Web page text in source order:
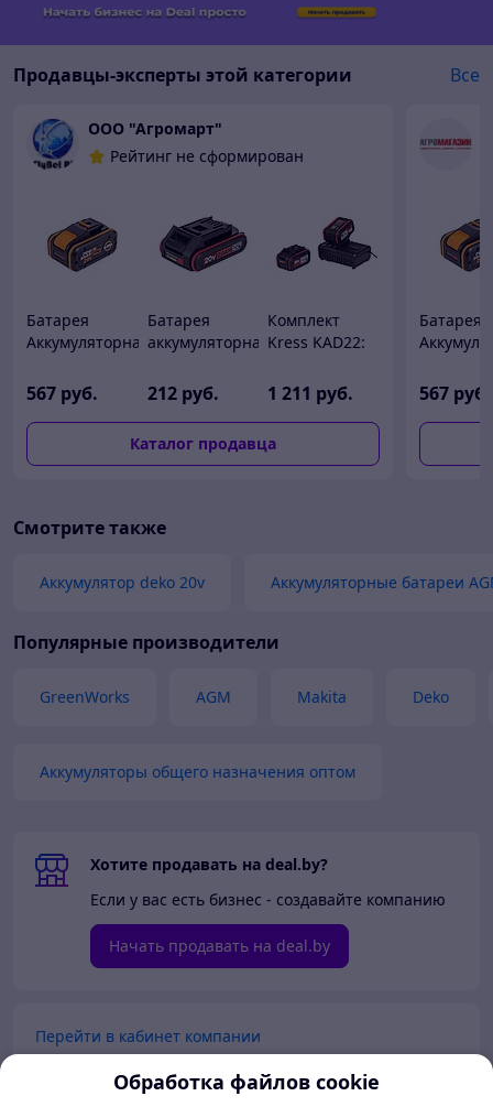
Продавцы-эксперты этой категории Все
ООО "Агромарт"
Рейтинг не сформирован
Батарея
Аккумуляторная
PRO 8А/ч
567 руб.
Батарея
аккумуляторная
20В 2А/ч
212 руб.
Комплект
Kress KAD22:
аккумуляторная
20В 6Ач х
2шт+зарядное
устройство 6А
1 211 руб.
Каталог продавца
Батарея
PRO 8А/ч
567 руб.
Смотрите также
Аккумулятор deko 20v Аккумуляторные батареи
Популярные производители
GreenWorks AGM Makita Deko
Аккумуляторы общего назначения оптом
Хотите продавать на deal.by?
Если у вас есть бизнес - создавайте компанию
Начать продавать на deal.by
Перейти в кабинет компании
Перейти в личный кабинет
Обработка файлов cookie